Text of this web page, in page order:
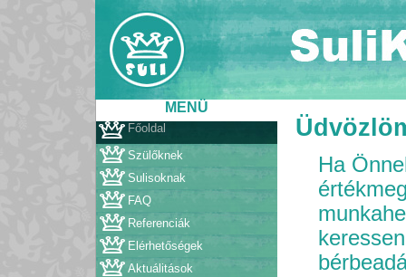
MENÜ
Főoldal
Szülőknek
Sulisoknak
FAQ
Referenciák
Elérhetőségek
Aktuálitások
Ha